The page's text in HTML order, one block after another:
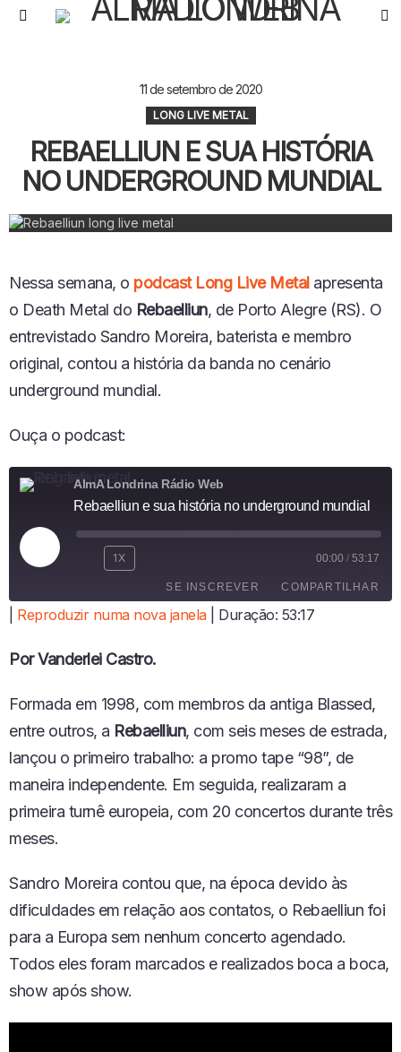
11 de setembro de 2020
LONG LIVE METAL
REBAELLIUN E SUA HISTÓRIA
NO UNDERGROUND MUNDIAL
Nessa semana, o podcast Long Live Metalapresenta
o Death Metal do Rebaelliun, de Porto Alegre (RS). O
entrevistado Sandro Moreira, baterista e membro
original, contou a história da banda no cenário
underground mundial.
Ouça o podcast:
AlmA Londrina Rádio Web
Rebaelliun e sua história no underground mundial
E
U
I
E
P
S
Ó
I
1X 00:00 / 53:17
SE INSCREVER COMPARTILHAR
FEED RSS
INCORPO
Reproduzir numa nova janela| Duração: 53:17
Por Vanderlei Castro.
Formada em 1998, com membros da antiga Blassed,
entre outros, a Rebaelliun, com seis meses de estrada,
lançou o primeiro trabalho: a promo tape “98”, de
maneira independente. Em seguida, realizaram a
primeira turnê europeia, com 20 concertos durante três
meses.
Sandro Moreira contou que, na época devido às
dificuldades em relação aoscontatos, o Rebaelliun foi
para a Europa sem nenhum concerto agendado.
Todos eles foram marcados e realizados boca a boca,
show após show.